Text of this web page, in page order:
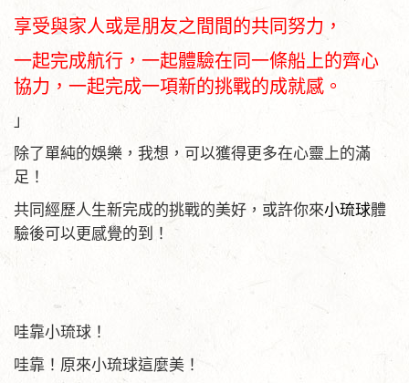
享受與家人或是朋友之間間的共同努力，
一起完成航行，一起體驗在同一條船上的齊心
協力，一起完成一項新的挑戰的成就感。
」
除了單純的娛樂，我想，可以獲得更多在心靈上的滿
足！
共同經歷人生新完成的挑戰的美好，或許你來小琉球體
驗後可以更感覺的到！
哇靠小琉球！
哇靠！原來小琉球這麼美！